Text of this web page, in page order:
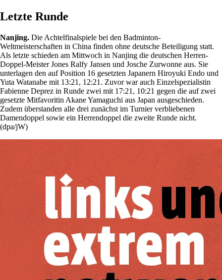
Letzte Runde
Nanjing. Die Achtelfinalspiele bei den Badminton-
Weltmeisterschaften in China finden ohne deutsche Beteiligung statt.
Als letzte schieden am Mittwoch in Nanjing die deutschen Herren-
Doppel-Meister Jones Ralfy Jansen und Josche Zurwonne aus. Sie
unterlagen den auf Position 16 gesetzten Japanern Hiroyuki Endo und
Yuta Watanabe mit 13:21, 12:21. Zuvor war auch Einzelspezialistin
Fabienne Deprez in Runde zwei mit 17:21, 10:21 gegen die auf zwei
gesetzte Mitfavoritin Akane Yamaguchi aus Japan ausgeschieden.
Zudem überstanden alle drei zunächst im Turnier verbliebenen
Damendoppel sowie ein Herrendoppel die zweite Runde nicht.
(dpa/jW)